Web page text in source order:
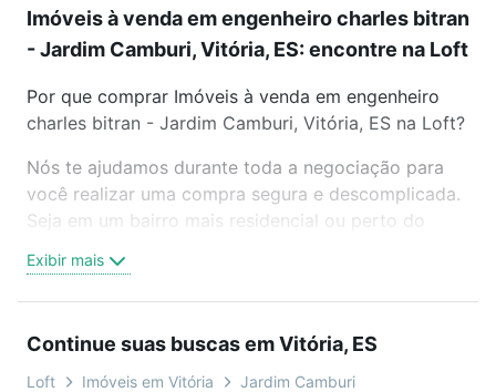
Imóveis à venda em engenheiro charles bitran
- Jardim Camburi, Vitória, ES: encontre na Loft
Por que comprar Imóveis à venda em engenheiro
charles bitran - Jardim Camburi, Vitória, ES na Loft?
Nós te ajudamos durante toda a negociação para
você realizar uma compra segura e descomplicada.
Seja em um bairro mais residencial ou perto do
oferta ideal de Imóveis à venda em engenheiro
charles bitran - Jardim Camburi, Vitória, ES para
ou por videochamada, é grátis, sem compromisso e
você ainda conta com mais de 46 mil corretores e
Exibir mais
Continue suas buscas em Vitória, ES
Loft Imóveis em Vitória Jardim Camburi